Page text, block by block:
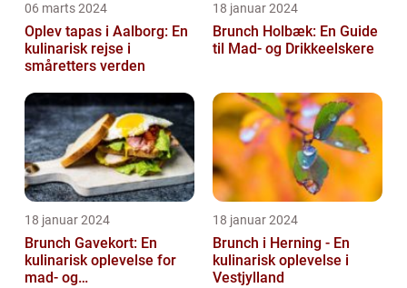
06 marts 2024
Oplev tapas i Aalborg: En
kulinarisk rejse i
småretters verden
18 januar 2024
Brunch Holbæk: En Guide
til Mad- og Drikkeelskere
18 januar 2024
Brunch Gavekort: En
kulinarisk oplevelse for
mad- og
18 januar 2024
Brunch i Herning - En
kulinarisk oplevelse i
Vestjylland